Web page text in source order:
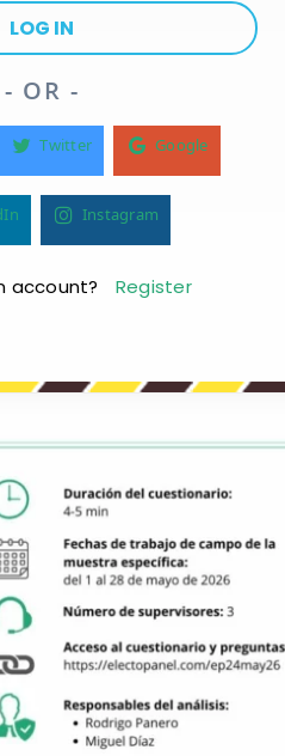
- OR -
Twitter Google
Instagram
account? Register